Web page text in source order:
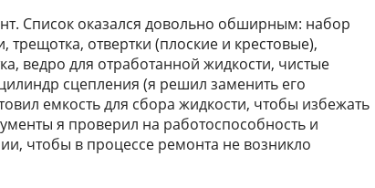
Список оказался довольно обширным: набор
отвертки (плоские и крестовые),
ведро для отработанной жидкости, чистые
сцепления (я решил заменить его
емкость для сбора жидкости, чтобы избежать
я проверил на работоспособность и
чтобы в процессе ремонта не возникло